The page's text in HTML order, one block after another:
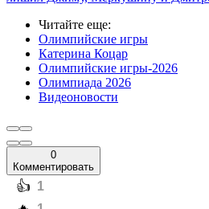
Читайте еще:
Олимпийские игры
Катерина Коцар
Олимпийские игры-2026
Олимпиада 2026
Видеоновости
0
Комментировать
️👍 1